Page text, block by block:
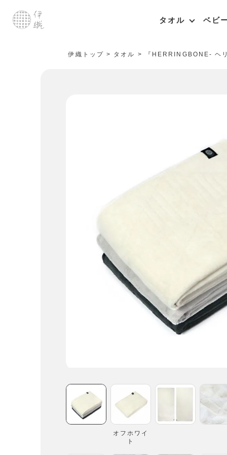
タオル ベビ
伊織トップ タオル 『HERRINGBONE- ヘ
オフホワイ
ト